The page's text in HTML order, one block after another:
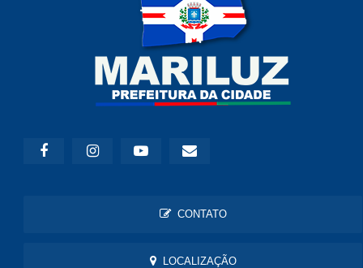
CONTATO
LOCALIZAÇÃO